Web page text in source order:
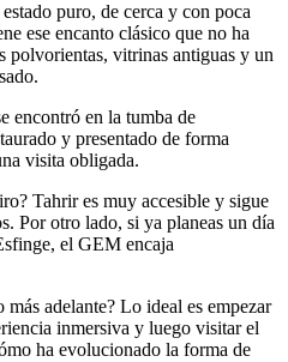
puro, de cerca y con poca
ese encanto clásico que no ha
polvorientas, vitrinas antiguas y un
encontró en la tumba de
y presentado de forma
visita obligada.
Tahrir es muy accesible y sigue
Por otro lado, si ya planeas un día
el GEM encaja
adelante? Lo ideal es empezar
inmersiva y luego visitar el
ha evolucionado la forma de